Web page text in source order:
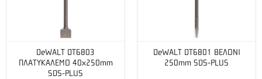
DeWALT DT6803
ΠΛΑΤΥΚΑΛΕΜΟ 40x250mm
SDS-PLUS
DeWALT DT6801 ΒΕΛΟΝΙ
250mm SDS-PLUS